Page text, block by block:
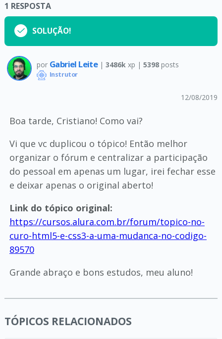
1 RESPOSTA
SOLUÇÃO!
por Gabriel Leite | 3486k xp | 5398posts
Instrutor
12/08/2019
Boa tarde, Cristiano! Como vai?
Vi que vc duplicou o tópico! Então melhor
organizar o fórum e centralizar a participação
do pessoal em apenas um lugar, irei fechar esse
e deixar apenas o original aberto!
Link do tópico original:
https://cursos.alura.com.br/forum/topico-no-
curo-html5-e-css3-a-uma-mudanca-no-codigo-
89570
Grande abraço e bons estudos, meu aluno!
TÓPICOS RELACIONADOS